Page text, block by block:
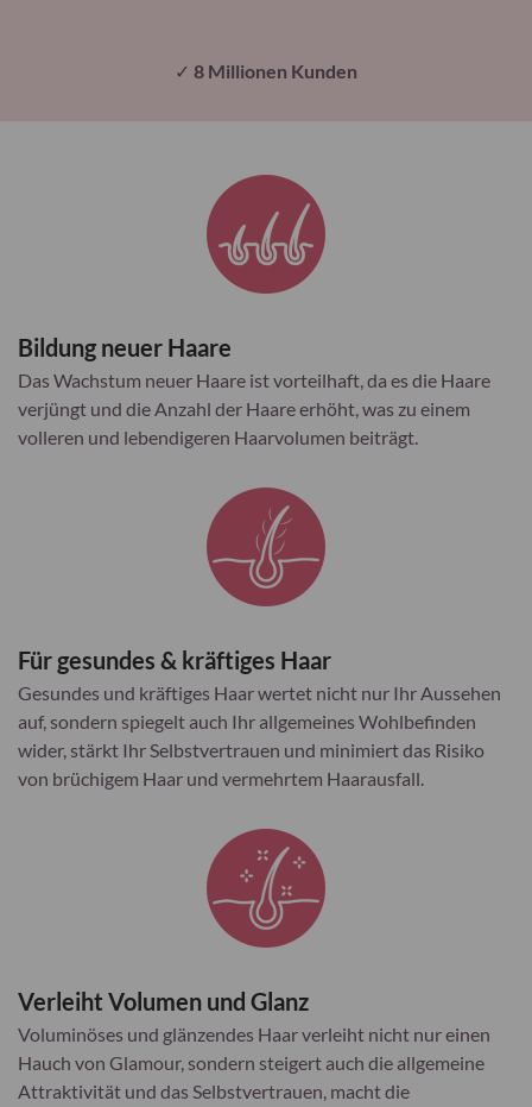
✓ 8 Millionen Kunden
Bildung neuer Haare
Das Wachstum neuer Haare ist vorteilhaft, da es die Haare
verjüngt und die Anzahl der Haare erhöht, was zu einem
volleren und lebendigeren Haarvolumen beiträgt.
Für gesundes & kräftiges Haar
Gesundes und kräftiges Haar wertet nicht nur Ihr Aussehen
auf, sondern spiegelt auch Ihr allgemeines Wohlbefinden
wider, stärkt Ihr Selbstvertrauen und minimiert das Risiko
von brüchigem Haar und vermehrtem Haarausfall.
Verleiht Volumen und Glanz
Voluminöses und glänzendes Haar verleiht nicht nur einen
Hauch von Glamour, sondern steigert auch die allgemeine
Attraktivität und das Selbstvertrauen, macht die